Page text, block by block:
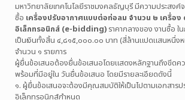
มหาวิทยาลัยเทคโนโลยีราชมงคลธัญบุรี มีความประสงค์จ
ซื้อ เครื่องปรับอากาศแบบต่อท่อลม จำนวน ๒ เครื่อง
อิเล็กทรอนิกส์ (e-bidding) ราคากลางของ งานซื้อ ใ
เป็นเงินทั้งสิ้น ๔,๘๑๕,๐๐๐.๐๐ บาท (สี่ล้านแปดแสนหนึ่ง
จำนวน ๑ รายการ
ผู้ยื่นข้อเสนอต้องยื่นข้อเสนอโดยแสดงหลักฐานถึงขีดคว
พร้อมที่มีอยู่ใน วันยื่นข้อเสนอ โดยมีรายละเอียดดังนี้
๑. ผู้ยื่นข้อเสนอจะต้องมีคุณสมบัติให้เป็นไปตามเอกสารป
อิเล็กทรอนิกส์กำหนด